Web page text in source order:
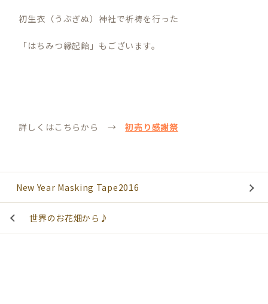
初生衣（うぶぎぬ）神社で祈祷を行った
「はちみつ縁起飴」もございます。
詳しくはこちらから →初売り感謝祭
New Year Masking Tape2016
世界のお花畑から♪